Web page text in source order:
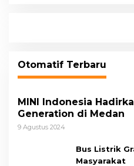
Otomatif Terbaru
MINI Indonesia
Generation di Medan
9 Agustus 2024
Bus Listrik
Masyarakat